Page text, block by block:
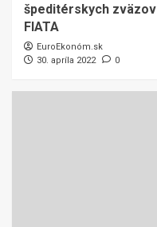
špeditérskych zväzov
FIATA
EuroEkonóm.sk
30. apríla 2022
0